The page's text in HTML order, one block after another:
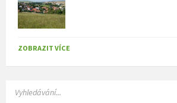
ZOBRAZIT VÍCE